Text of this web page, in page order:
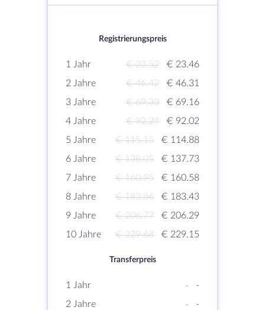
Registrierungspreis
1 Jahr € 23.52
€ 23.46
2 Jahre
€ 46.42
€ 46.31
3 Jahre
€ 69.33
€ 69.16
4 Jahre
€ 92.24
€ 92.02
5 Jahre
€ 115.15
€ 114.88
6 Jahre
€ 138.05
€ 137.73
7 Jahre
€ 160.95
€ 160.58
8 Jahre
€ 183.86
€ 183.43
9 Jahre
€ 206.77
€ 206.29
10 Jahre
€ 229.68 € 229.15
Transferpreis
1 Jahr -
-
2 Jahre
-
-